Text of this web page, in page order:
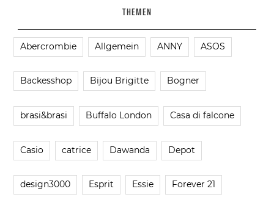
THEMEN
Abercrombie Allgemein ANNY ASOS
Backesshop Bijou Brigitte Bogner
brasi&brasi Buffalo London Casa di falcone
Casio catrice Dawanda Depot
design3000 Esprit Essie Forever 21